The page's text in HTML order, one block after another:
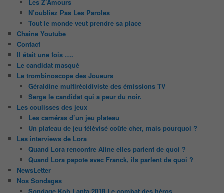
Les Z’Amours
N’oubliez Pas Les Paroles
Tout le monde veut prendre sa place
Chaine Youtube
Contact
Il était une fois ….
Le candidat masqué
Le trombinoscope des Joueurs
Géraldine multirécidiviste des émissions TV
Serge le candidat qui a peur du noir.
Les coulisses des jeux
Les caméras d’un jeu plateau
Un plateau de jeu télévisé coûte cher, mais pourquoi ?
Les interviews de Lora
Quand Lora rencontre Aline elles parlent de quoi ?
Quand Lora papote avec Franck, ils parlent de quoi ?
NewsLetter
Nos Sondages